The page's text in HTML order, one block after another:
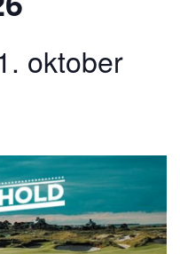
oktober